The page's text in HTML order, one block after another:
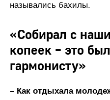
назывались бахилы.
«Собирал с
копеек – это
гармонисту»
– Как отдыхала